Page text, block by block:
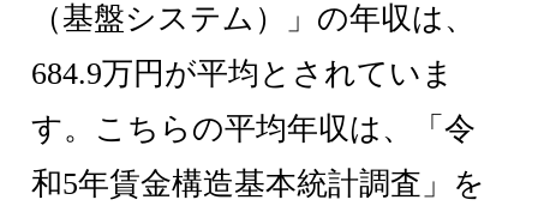
（基盤システム）」の年収は、
684.9万円が平均とされていま
す。こちらの平均年収は、「令
和5年賃金構造基本統計調査」を